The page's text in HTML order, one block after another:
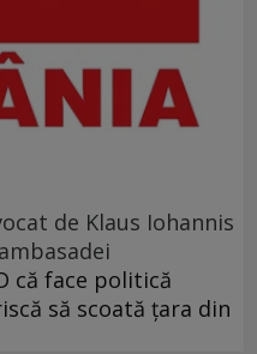
de Klaus Iohannis
că face politică
să scoată ţara din